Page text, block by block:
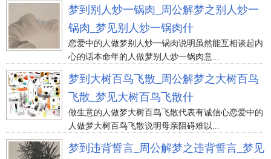
梦到别人炒一锅肉_周公解梦之别人炒一
锅肉_梦见别人炒一锅肉什
恋爱中的人做梦别人炒一锅肉说明虽然能互相谈起内
心的话本命年的人做梦别人炒一锅肉意...
梦到大树百鸟飞散_周公解梦之大树百鸟
飞散_梦见大树百鸟飞散什
做生意的人做梦大树百鸟飞散代表有诚信心恋爱中的
人做梦大树百鸟飞散说明母亲阻碍难以...
梦到违背誓言_周公解梦之违背誓言_梦见